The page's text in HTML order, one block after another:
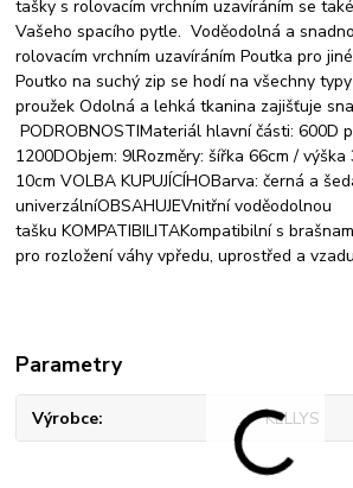
tašky s rolovacím vrchním uzavíráním se
Vašeho spacího pytle. Voděodolná a
rolovacím vrchním uzavíráním Poutka pro
Poutko na suchý zip se hodí na všechny
proužek Odolná a lehká tkanina zajišťuje
PODROBNOSTIMateriál hlavní části: 600D
1200DObjem: 9lRozměry: šířka 66cm /
10cm VOLBA KUPUJÍCÍHOBarva: černá a
univerzálníOBSAHUJEVnitřní voděodolnou
tašku KOMPATIBILITAKompatibilní s
pro rozložení váhy vpředu, uprostřed a
Parametry
Výrobce KELLYS